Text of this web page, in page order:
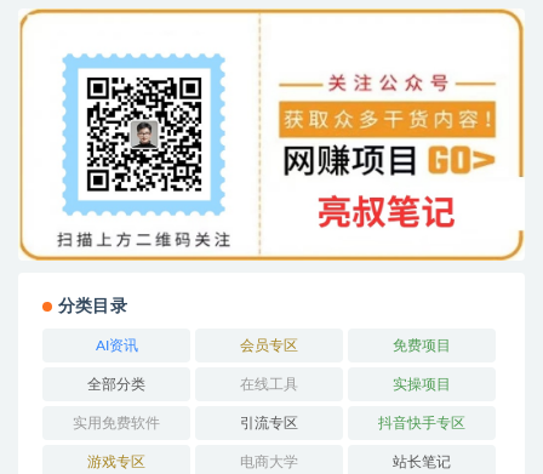
分类目录
AI资讯 会员专区 免费项目
全部分类 在线工具 实操项目
实用免费软件 引流专区 抖音快手专区
游戏专区 电商大学 站长笔记